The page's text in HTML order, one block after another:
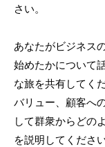
さい。
あなたがビジネス
始めたかについて
な旅を共有してく
バリュー、顧客へ
して群衆からどの
を説明してくださ